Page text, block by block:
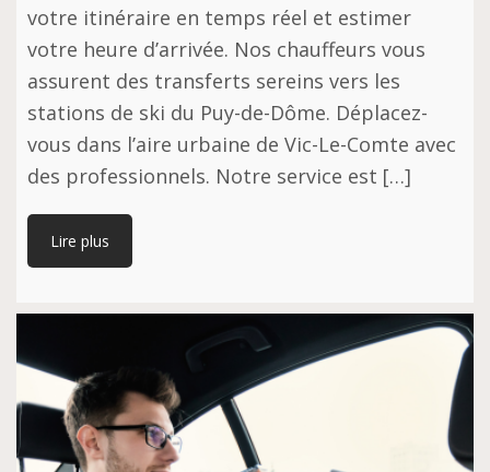
votre itinéraire en temps réel et estimer
votre heure d’arrivée. Nos chauffeurs vous
assurent des transferts sereins vers les
stations de ski du Puy-de-Dôme. Déplacez-
vous dans l’aire urbaine de Vic-Le-Comte avec
des professionnels. Notre service est […]
Lire plus